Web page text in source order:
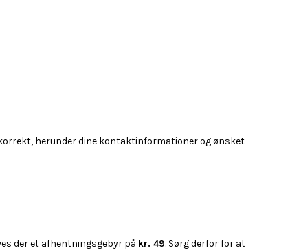
herunder dine kontaktinformationer og ønsket
der et afhentningsgebyr på kr. 49. Sørg derfor for at